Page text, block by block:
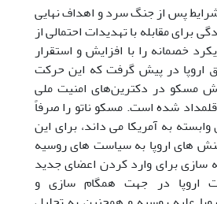
پس از جنگ سرد و اهداف نهایی
برای مقابله با تهدیدات احتمالی از
خصمانه را با افزایش و استقرار
اروپا در پیش گرفت که این حرکت
مسکو در دکترین‌های امنیت ملی
شده است. مسکو ناتو را صرفاً
به آمریکا می داند، برای این
های اروپا به سیاست های روسیه
برای وارد کردن اعضای جدید
اروپا در جهت همگام سازی و